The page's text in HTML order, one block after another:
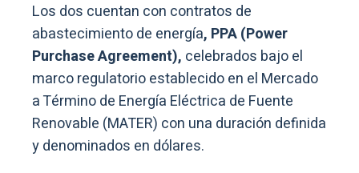
Los dos cuentan con contratos de
abastecimiento de energía, PPA (Power
Purchase Agreement), celebrados bajo el
marco regulatorio establecido en el Mercado
a Término de Energía Eléctrica de Fuente
Renovable (MATER) con una duración definida
y denominados en dólares.